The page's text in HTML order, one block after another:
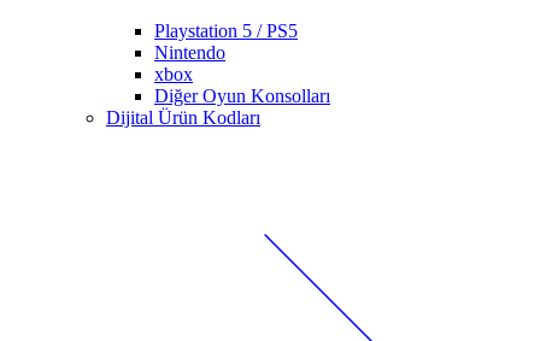
Playstation 5 / PS5
Nintendo
xbox
Diğer Oyun Konsolları
Dijital Ürün Kodları